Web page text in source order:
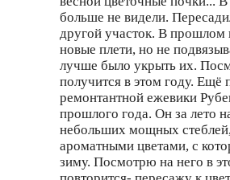
больше не видели.
другой участок. В прошлом
новые плети, но не
лучше было укрыть их.
получится в этом году. Ещё
ремонтантной ежевики
прошлого года. Он за лето
небольших мощных
ароматными цветами, с
зиму. Посмотрю на него в